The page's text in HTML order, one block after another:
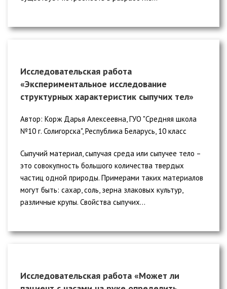
Исследовательская работа
«Экспериментальное исследование
структурных характеристик сыпучих тел»
Автор: Корж Дарья Алексеевна, ГУО "Средняя школа
№10 г. Солигорска", Республика Беларусь, 10 класс
Сыпучий материал, сыпучая среда или сыпучее тело –
это совокупность большого количества твердых
частиц одной природы. Примерами таких материалов
могут быть: сахар, соль, зерна злаковых культур,
различные крупы. Свойства сыпучих...
Исследовательская работа «Может ли